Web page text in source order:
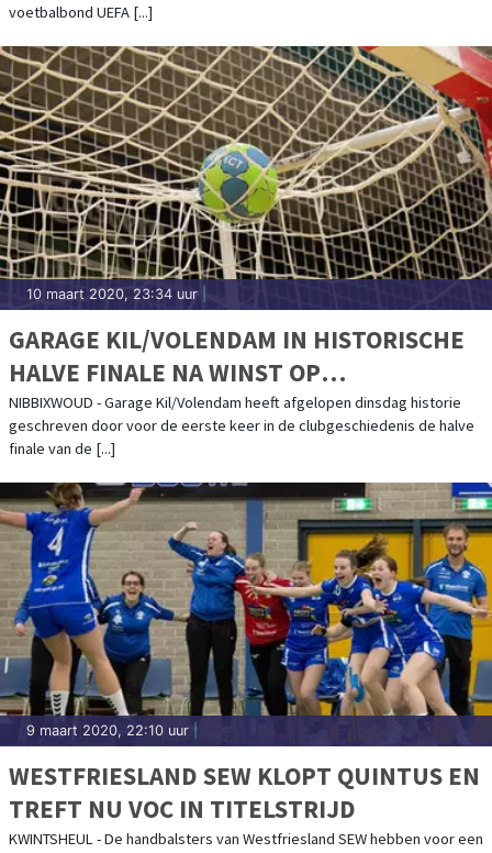
voetbalbond UEFA [...]
10 maart 2020, 23:34 uur
GARAGE KIL/VOLENDAM IN HISTORISCHE
HALVE FINALE NA WINST OP
WESTFRIESLAND SEW
NIBBIXWOUD - Garage Kil/Volendam heeft afgelopen dinsdag historie
geschreven door voor de eerste keer in de clubgeschiedenis de halve
finale van de [...]
9 maart 2020, 22:10 uur
WESTFRIESLAND SEW KLOPT QUINTUS EN
TREFT NU VOC IN TITELSTRIJD
KWINTSHEUL - De handbalsters van Westfriesland SEW hebben voor een